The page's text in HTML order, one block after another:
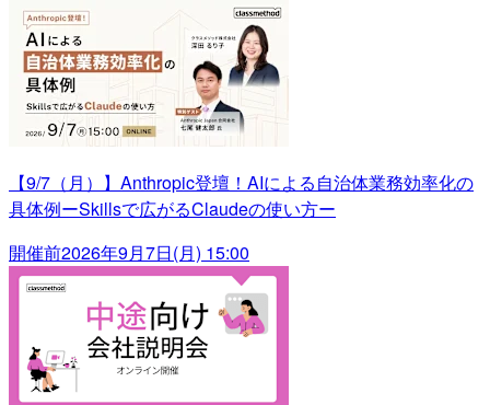
【9/7（月）】Anthropic登壇！AIによる自治体業務効率化の
具体例ーSkillsで広がるClaudeの使い方ー
開催前2026年9月7日(月) 15:00